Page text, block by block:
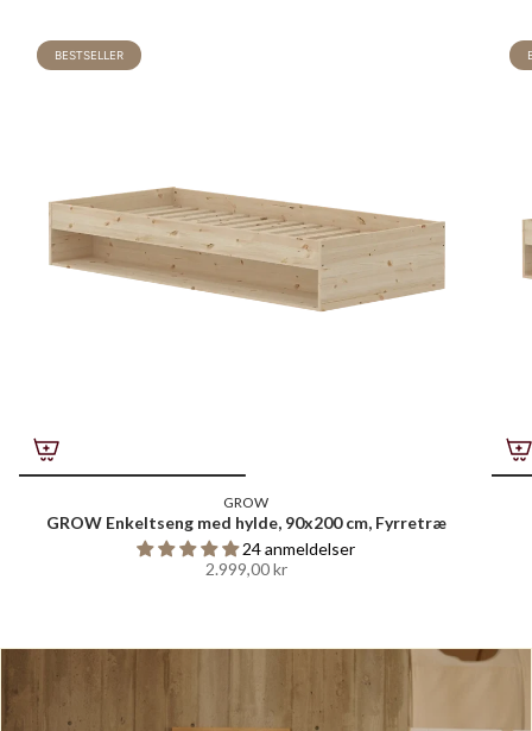
BESTSELLER
GROW
GROW Enkeltseng med hylde, 90x200 cm, Fyrretræ
24 anmeldelser
2.999,00 kr